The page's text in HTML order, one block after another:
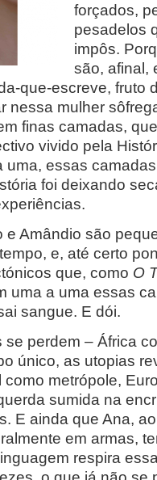
forçados,
pesadelos
impôs.
são, afinal,
que-escreve, fruto
nessa mulher
finas camadas,
vivido pela
essas
foi deixando
e Amândio são
e, até certo
que, como O
uma a uma essas
sangue. E dói.
perdem – África
único, as utopias
metrópole,
sumida na
E ainda que Ana,
em armas,
respira